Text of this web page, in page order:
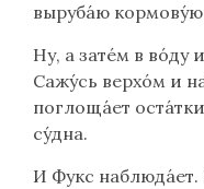
выруба́ю
Ну, а зате́м в во́ду
Сажу́сь верхо́м и
поглоща́ет
су́дна.
И Фукс